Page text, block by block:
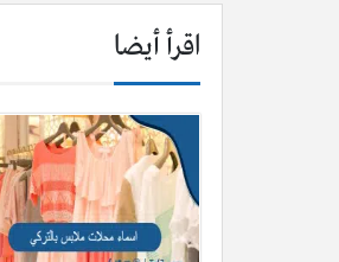
اقرأ أيضا